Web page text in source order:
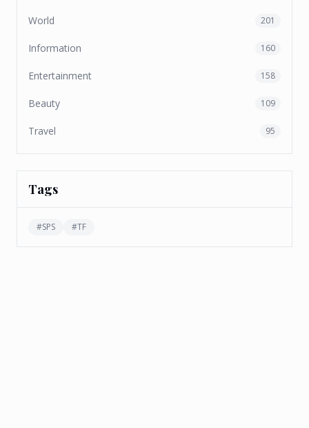
World 201
Information 160
Entertainment 158
Beauty 109
Travel 95
Tags
#SPS #TF